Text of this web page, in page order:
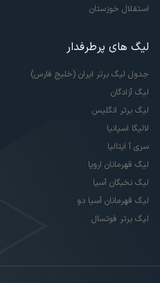
استقلال خوزستان
لیگ های پرطرفدار
جدول لیگ برتر ایران (خلیج فارس)
لیگ آزادگان
لیگ برتر انگلیس
لالیگا اسپانیا
سری آ ایتالیا
لیگ قهرمانان اروپا
لیگ نخبگان آسیا
لیگ قهرمانان آسیا دو
لیگ برتر فوتسال